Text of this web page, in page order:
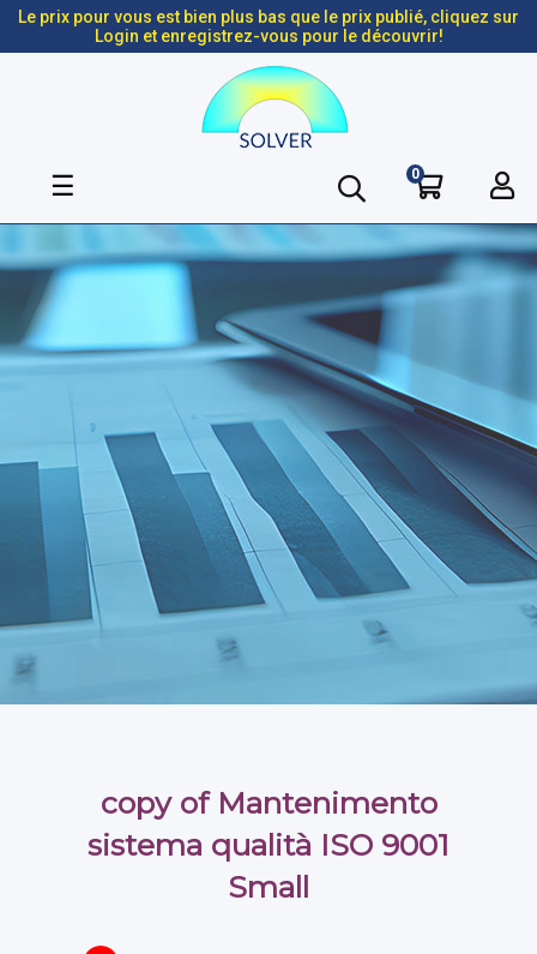
Le prix pour vous est bien plus bas que le prix publié, cliquez sur
Login et enregistrez-vous pour le découvrir!
Basculer
navigation
☰ 0
copy of Mantenimento
sistema qualità ISO 9001
Small